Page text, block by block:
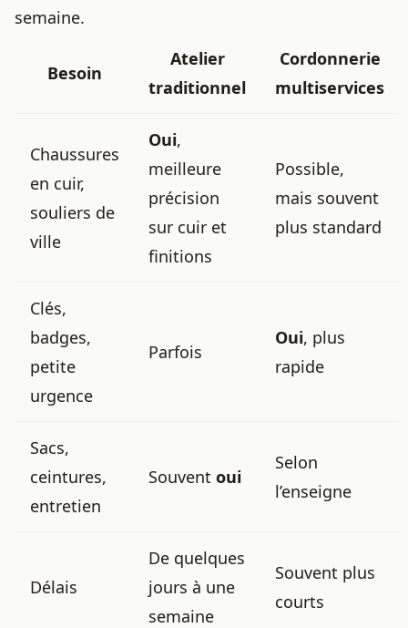
semaine.
Besoin
Atelier
traditionnel
Cordonnerie
multiservices
Chaussures
en cuir,
souliers de
ville
Oui,
meilleure
précision
sur cuir et
finitions
Possible,
mais souvent
plus standard
Clés,
badges,
petite
urgence
Parfois
Oui, plus
rapide
Sacs,
ceintures,
entretien
Souvent oui
Selon
l’enseigne
Délais
De quelques
jours à une
semaine
Souvent plus
courts